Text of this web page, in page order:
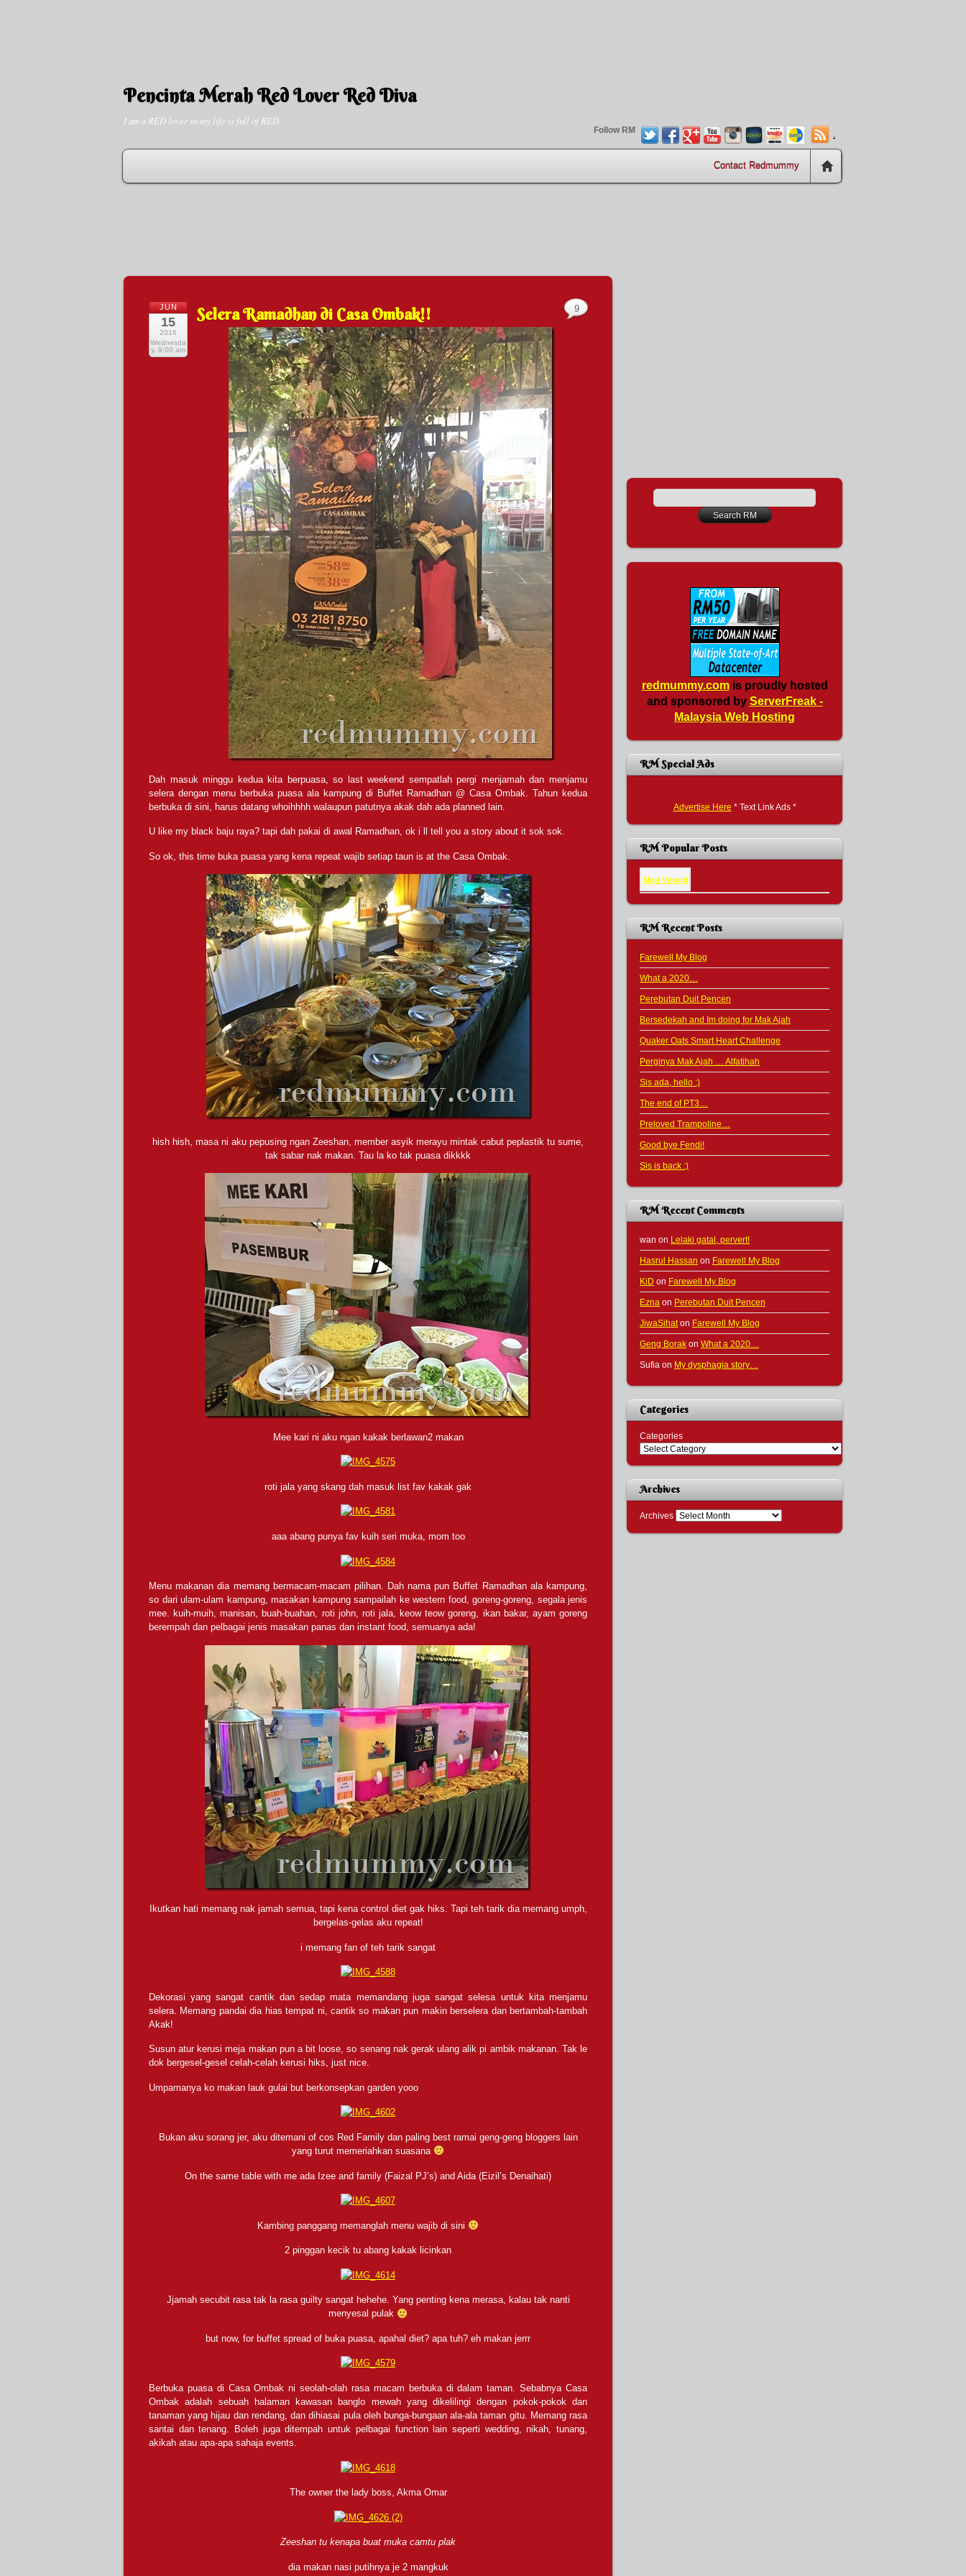
Pencinta Merah Red Lover Red Diva
I am a RED lover so my life is full of RED
Follow RM .
Contact Redmummy
JUN
15
2016
Wednesda
y, 9:00 am
Selera Ramadhan di Casa Ombak!!
Dah masuk minggu kedua kita berpuasa, so last weekend sempatlah pergi menjamah dan menjamu
selera dengan menu berbuka puasa ala kampung di Buffet Ramadhan @ Casa Ombak. Tahun kedua
berbuka di sini, harus datang whoihhhh walaupun patutnya akak dah ada planned lain.
U like my black baju raya? tapi dah pakai di awal Ramadhan, ok i ll tell you a story about it sok sok.
So ok, this time buka puasa yang kena repeat wajib setiap taun is at the Casa Ombak.
hish hish, masa ni aku pepusing ngan Zeeshan, member asyik merayu mintak cabut peplastik tu sume,
tak sabar nak makan. Tau la ko tak puasa dikkkk
Mee kari ni aku ngan kakak berlawan2 makan
roti jala yang skang dah masuk list fav kakak gak
aaa abang punya fav kuih seri muka, mom too
Menu makanan dia memang bermacam-macam pilihan. Dah nama pun Buffet Ramadhan ala kampung,
so dari ulam-ulam kampung, masakan kampung sampailah ke western food, goreng-goreng, segala jenis
mee. kuih-muih, manisan, buah-buahan, roti john, roti jala, keow teow goreng, ikan bakar, ayam goreng
berempah dan pelbagai jenis masakan panas dan instant food, semuanya ada!
Ikutkan hati memang nak jamah semua, tapi kena control diet gak hiks. Tapi teh tarik dia memang umph,
bergelas-gelas aku repeat!
i memang fan of teh tarik sangat
Dekorasi yang sangat cantik dan sedap mata memandang juga sangat selesa untuk kita menjamu
selera. Memang pandai dia hias tempat ni, cantik so makan pun makin berselera dan bertambah-tambah
Akak!
Susun atur kerusi meja makan pun a bit loose, so senang nak gerak ulang alik pi ambik makanan. Tak le
dok bergesel-gesel celah-celah kerusi hiks, just nice.
Umpamanya ko makan lauk gulai but berkonsepkan garden yooo
Bukan aku sorang jer, aku ditemani of cos Red Family dan paling best ramai geng-geng bloggers lain
yang turut memeriahkan suasana
On the same table with me ada Izee and family (Faizal PJ’s) and Aida (Eizil’s Denaihati)
Kambing panggang memanglah menu wajib di sini
2 pinggan kecik tu abang kakak licinkan
Jjamah secubit rasa tak la rasa guilty sangat hehehe. Yang penting kena merasa, kalau tak nanti
menyesal pulak
but now, for buffet spread of buka puasa, apahal diet? apa tuh? eh makan jerrr
Berbuka puasa di Casa Ombak ni seolah-olah rasa macam berbuka di dalam taman. Sebabnya Casa
Ombak adalah sebuah halaman kawasan banglo mewah yang dikelilingi dengan pokok-pokok dan
tanaman yang hijau dan rendang, dan dihiasai pula oleh bunga-bungaan ala-ala taman gitu. Memang rasa
santai dan tenang. Boleh juga ditempah untuk pelbagai function lain seperti wedding, nikah, tunang,
akikah atau apa-apa sahaja events.
The owner the lady boss, Akma Omar
Zeeshan tu kenapa buat muka camtu plak
dia makan nasi putihnya je 2 mangkuk
9
redmummy.comis proudly hosted
and sponsored by ServerFreak -
Malaysia Web Hosting
RM Special Ads
Advertise Here * Text Link Ads *
RM Popular Posts
Most Viewed
RM Recent Posts
Farewell My Blog
What a 2020…
Perebutan Duit Pencen
Bersedekah and Im doing for Mak Ajah
Quaker Oats Smart Heart Challenge
Perginya Mak Ajah … Alfatihah
Sis ada, hello :)
The end of PT3…
Preloved Trampoline…
Good bye Fendi!
Sis is back :)
RM Recent Comments
wan on Lelaki gatal, pervert!
Hasrul Hassan on Farewell My Blog
KiD on Farewell My Blog
Ezna on Perebutan Duit Pencen
JiwaSihaton Farewell My Blog
Geng Borak on What a 2020…
Sufia on My dysphagia story…
Categories
Categories
Archives
Archives